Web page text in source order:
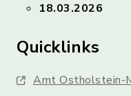
18.03.2026
Quicklinks
Amt Ostholstein-